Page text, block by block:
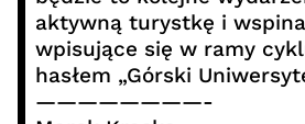
aktywną turystkę i
wpisujące się w ramy
hasłem „Górski
————————-